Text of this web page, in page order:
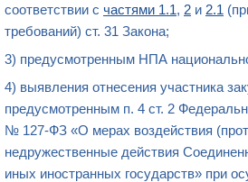
соответствии с частями 1.1, 2 и 2.1
требований) ст. 31 Закона;
3) предусмотренным НПА
4) выявления отнесения участника
предусмотренным п. 4 ст. 2
№ 127-ФЗ «О мерах воздействия
недружественные действия
иных иностранных государств» при